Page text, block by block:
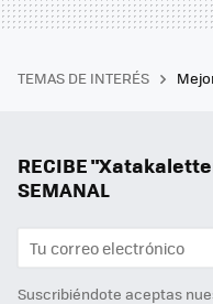
TEMAS DE INTERÉS
RECIBE
SEMANAL
Suscribiéndote aceptas